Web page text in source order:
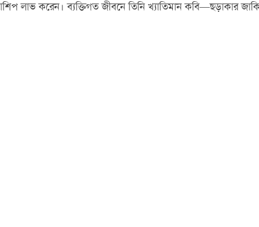
করেন। ব্যক্তিগত জীবনে তিনি খ্যাতিমান কবি—ছড়াকার